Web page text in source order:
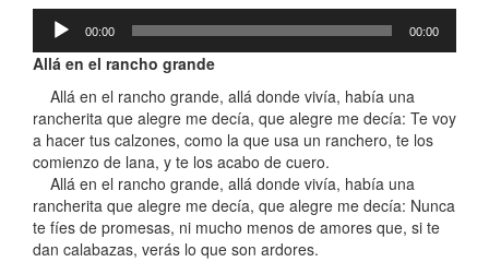
Reproductor
audio
00:00 00:00
Allá en el rancho grande
Allá en el rancho grande, allá donde vivía, había una
rancherita que alegre me decía, que alegre me decía: Te voy
a hacer tus calzones, como la que usa un ranchero, te los
comienzo de lana, y te los acabo de cuero.
Allá en el rancho grande, allá donde vivía, había una
rancherita que alegre me decía, que alegre me decía: Nunca
te fíes de promesas, ni mucho menos de amores que, si te
dan calabazas, verás lo que son ardores.